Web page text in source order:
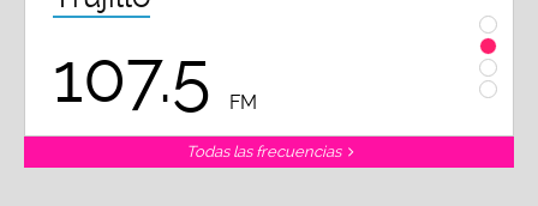
107.5 FM
Todas las frecuencias